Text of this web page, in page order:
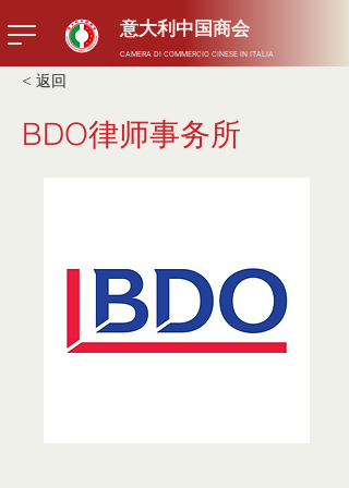
​意大利中国商会
CAMERA DI COMMERCIO CINESE IN ITALIA
< 返回
BDO律师事务所